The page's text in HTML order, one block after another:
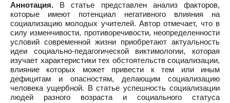
Аннотация. В статье представлен анализ факторов,
которые имеют потенциал негативного влияния на
социализацию молодых учителей. Автор отмечает, что в
силу изменчивости, противоречивости, неопределенности
условий современной жизни приобретают актуальность
идеи социально-педагогической виктимологии, которая
изучает характеристики тех обстоятельств социализации,
влияние которых может привести к тем или иным
дефицитам и опасностям, делающим социализацию
человека ущербной. В статье успешность социализации
людей разного возраста и социального статуса